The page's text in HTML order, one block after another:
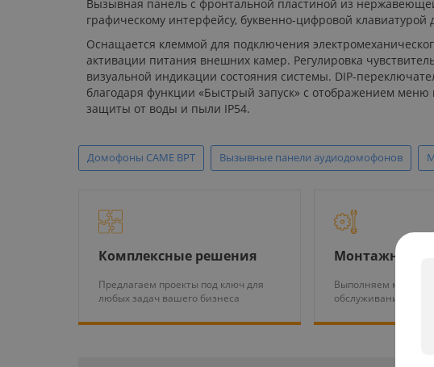
Вызывная панель с фронтальной пластиной из
графическому интерфейсу, буквенно-цифровой клавиатурой
Оснащается клеммой для подключения
активации питания внешних камер. Регулировка
визуальной индикации состояния системы. DIP-
благодаря функции «Быстрый запуск» с отображением
защиты от воды и пыли IP54.
Домофоны CAME BPT Вызывные панели аудиодомофонов
Комплексные решения
Предлагаем проекты под ключ для
любых задач вашего бизнеса
Монтажные
Выполняем монтаж и
обслуживание